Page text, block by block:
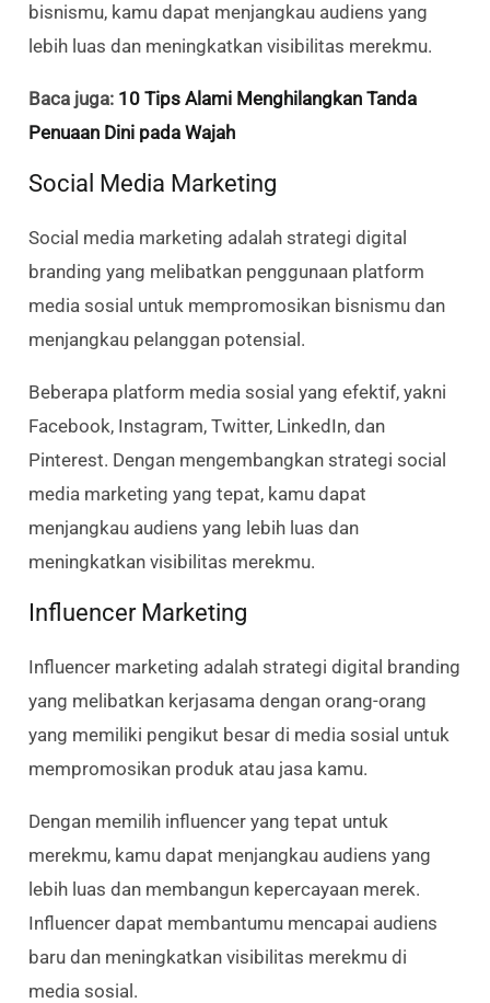
bisnismu, kamu dapat menjangkau audiens yang
lebih luas dan meningkatkan visibilitas merekmu.
Baca juga: 10 Tips Alami Menghilangkan Tanda
Penuaan Dini pada Wajah
Social Media Marketing
Social media marketing adalah strategi digital
branding yang melibatkan penggunaan platform
media sosial untuk mempromosikan bisnismu dan
menjangkau pelanggan potensial.
Beberapa platform media sosial yang efektif, yakni
Facebook, Instagram, Twitter, LinkedIn, dan
Pinterest. Dengan mengembangkan strategi social
media marketing yang tepat, kamu dapat
menjangkau audiens yang lebih luas dan
meningkatkan visibilitas merekmu.
Influencer Marketing
Influencer marketing adalah strategi digital branding
yang melibatkan kerjasama dengan orang-orang
yang memiliki pengikut besar di media sosial untuk
mempromosikan produk atau jasa kamu.
Dengan memilih influencer yang tepat untuk
merekmu, kamu dapat menjangkau audiens yang
lebih luas dan membangun kepercayaan merek.
Influencer dapat membantumu mencapai audiens
baru dan meningkatkan visibilitas merekmu di
media sosial.